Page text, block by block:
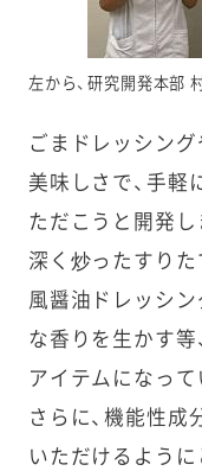
左から、研究開発本部
ごまドレッシン
美味しさで、手軽
ただこうと開発し
深く炒ったすりた
風醤油ドレッシン
な香りを生かす等
アイテムになって
さらに、機能性成
いただけるよう